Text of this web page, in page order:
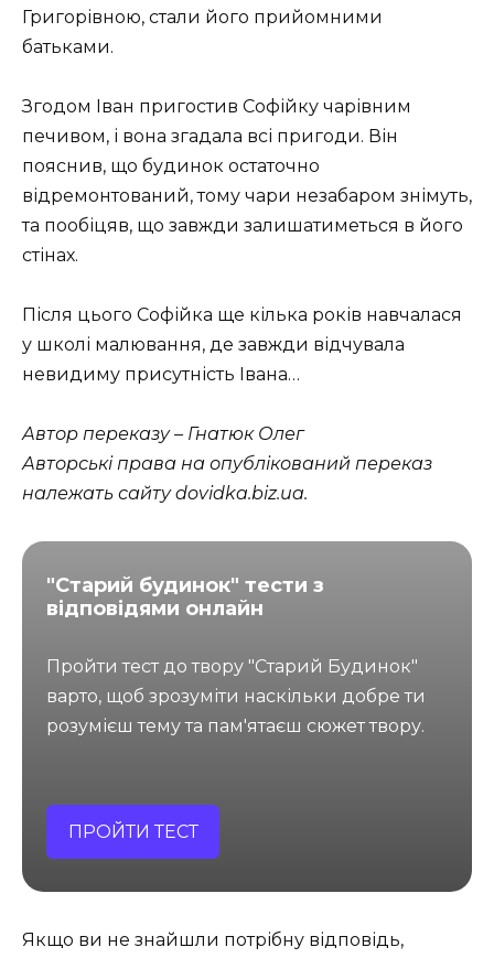
Григорівною, стали його прийомними
батьками.
Згодом Іван пригостив Софійку чарівним
печивом, і вона згадала всі пригоди. Він
пояснив, що будинок остаточно
відремонтований, тому чари незабаром знімуть,
та пообіцяв, що завжди залишатиметься в його
стінах.
Після цього Софійка ще кілька років навчалася
у школі малювання, де завжди відчувала
невидиму присутність Івана…
Автор переказу – Гнатюк Олег
Авторські права на опублікований переказ
належать сайту dovidka.biz.ua.
"Старий будинок" тести з
відповідями онлайн
Пройти тест до твору "Старий Будинок"
варто, щоб зрозуміти наскільки добре ти
розумієш тему та пам'ятаєш сюжет твору.
ПРОЙТИ ТЕСТ
Якщо ви не знайшли потрібну відповідь,